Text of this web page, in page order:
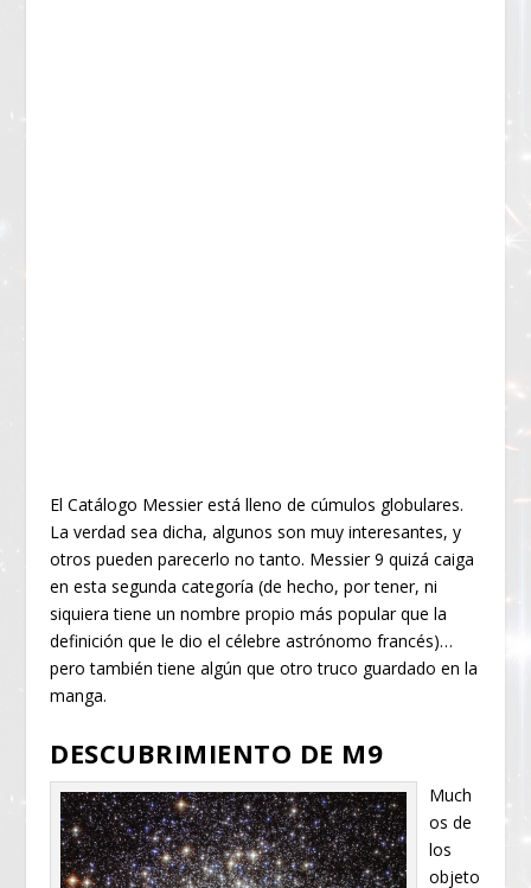
El Catálogo Messier está lleno de cúmulos globulares.
La verdad sea dicha, algunos son muy interesantes, y
otros pueden parecerlo no tanto. Messier 9 quizá caiga
en esta segunda categoría (de hecho, por tener, ni
siquiera tiene un nombre propio más popular que la
definición que le dio el célebre astrónomo francés)…
pero también tiene algún que otro truco guardado en la
manga.
DESCUBRIMIENTO DE M9
Much
os de
los
objeto